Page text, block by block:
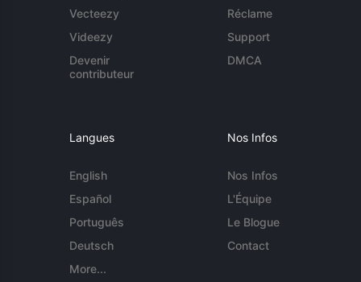
Vecteezy
Videezy
Devenir
contributeur
Réclame
Support
DMCA
Langues
English
Español
Português
Deutsch
More...
Nos Infos
Nos Infos
L'Équipe
Le Blogue
Contact